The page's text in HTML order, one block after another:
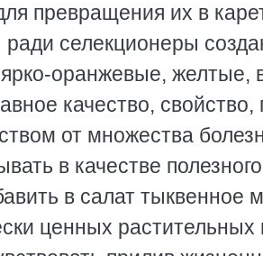
превращения их в
селекционеры
оранжевые, желтые,
качество,
от множества
в качестве
в салат тыквенное
ценных растительных